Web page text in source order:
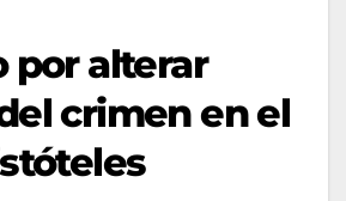
por alterar
crimen en el